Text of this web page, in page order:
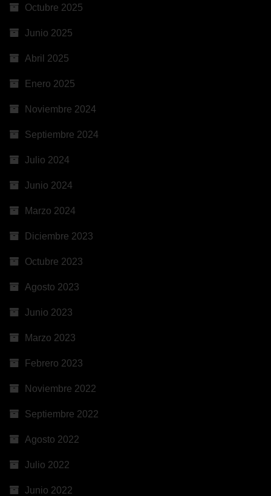
Octubre 2025
Junio 2025
Abril 2025
Enero 2025
Noviembre 2024
Septiembre 2024
Julio 2024
Junio 2024
Marzo 2024
Diciembre 2023
Octubre 2023
Agosto 2023
Junio 2023
Marzo 2023
Febrero 2023
Noviembre 2022
Septiembre 2022
Agosto 2022
Julio 2022
Junio 2022